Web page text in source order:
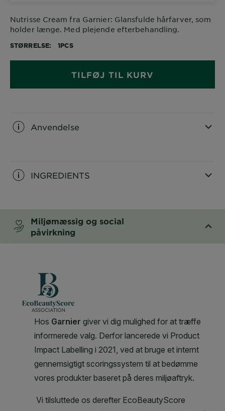
Nutrisse Cream fra Garnier: Glansfulde hårfarver, som
holder længe. Med plejende efterbehandling.
STØRRELSE 1PCS
TILFØJ TIL KURV
Anvendelse
INGREDIENTS
Miljømæssig og social
påvirkning